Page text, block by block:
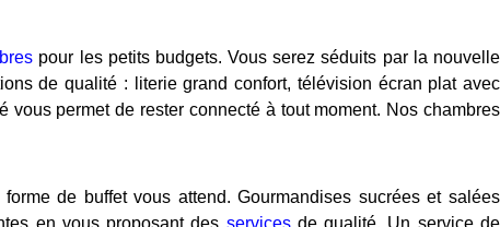
pour les petits budgets. Vous serez séduits par la nouvelle
de qualité : literie grand confort, télévision écran plat avec
permet de rester connecté à tout moment. Nos chambres
de buffet vous attend. Gourmandises sucrées et salées
en vous proposant des servicesde qualité. Un service de